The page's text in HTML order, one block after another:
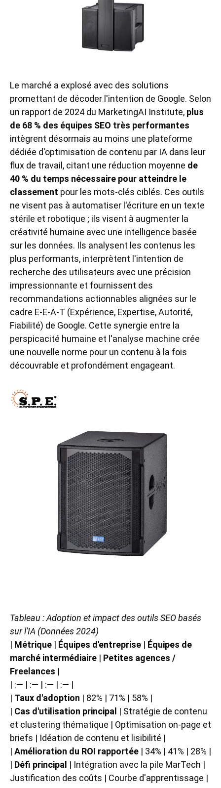
Le marché a explosé avec des solutions
promettant de décoder l'intention de Google. Selon
un rapport de 2024 du MarketingAI Institute, plus
de 68 % des équipes SEO très performantes
intègrent désormais au moins une plateforme
dédiée d'optimisation de contenu par IA dans leur
flux de travail, citant une réduction moyenne de
40 % du temps nécessaire pour atteindre le
classement pour les mots-clés ciblés. Ces outils
ne visent pas à automatiser l'écriture en un texte
stérile et robotique ; ils visent à augmenter la
créativité humaine avec une intelligence basée
sur les données. Ils analysent les contenus les
plus performants, interprètent l'intention de
recherche des utilisateurs avec une précision
impressionnante et fournissent des
recommandations actionnables alignées sur le
cadre E-E-A-T (Expérience, Expertise, Autorité,
Fiabilité) de Google. Cette synergie entre la
perspicacité humaine et l'analyse machine crée
une nouvelle norme pour un contenu à la fois
découvrable et profondément engageant.
Tableau : Adoption et impact des outils SEO basés
sur l'IA (Données 2024)
| Métrique | Équipes d'entreprise | Équipes de
marché intermédiaire | Petites agences /
Freelances |
| :— | :— | :— | :— |
| Taux d'adoption | 82% | 71% | 58% |
| Cas d'utilisation principal | Stratégie de contenu
et clustering thématique | Optimisation on-page et
briefs | Idéation de contenu et lisibilité |
| Amélioration du ROI rapportée | 34% | 41% | 28% |
| Défi principal | Intégration avec la pile MarTech |
Justification des coûts | Courbe d'apprentissage |